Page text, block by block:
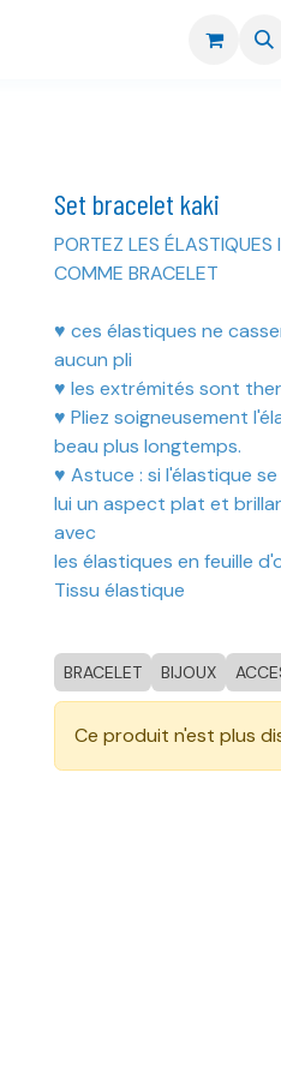
Livraison et retour
Set bracelet kaki
PORTEZ LES
COMME BRACELET
♥ ces élastiques ne
aucun pli
♥ les extrémités sont
♥ Pliez soigneusement
beau plus longtemps.
♥ Astuce : si l'élastique
lui un aspect plat et
avec
les élastiques en feuille
Tissu élastique
BRACELET BIJOUX
Ce produit n'est plus